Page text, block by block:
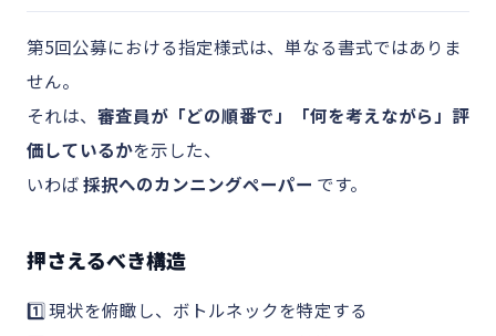
第5回公募における指定様式は、単なる書式ではありま
せん。
それは、 審査員が「どの順番で」「何を考えながら」評
価しているかを示した、
いわば採択へのカンニングペーパー です。
押さえるべき構造
1️⃣ 現状を俯瞰し、ボトルネックを特定する